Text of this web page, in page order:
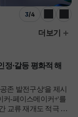
3/4
이전 다음